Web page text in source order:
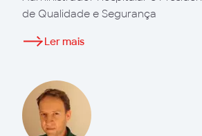
de Qualidade e Segurança
Ler mais